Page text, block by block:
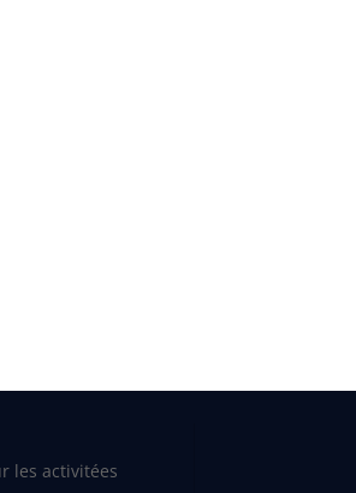
les activitées